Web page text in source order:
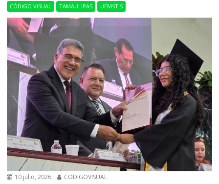
CÓDIGO VISUAL TAMAULIPAS UEMSTIS
10 julio, 2026 CODIGOVISUAL